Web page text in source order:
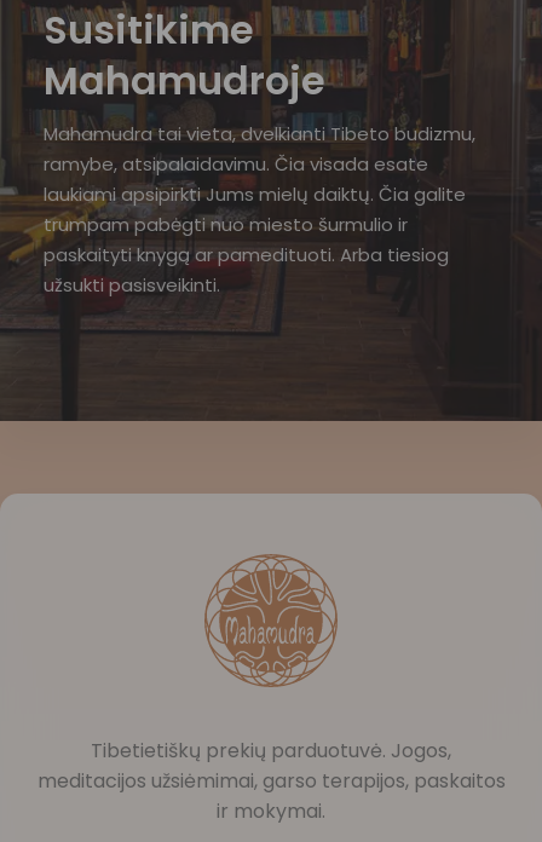
Susitikime
Mahamudroje
Mahamudra tai vieta, dvelkianti Tibeto budizmu,
ramybe, atsipalaidavimu. Čia visada esate
laukiami apsipirkti Jums mielų daiktų. Čia galite
trumpam pabėgti nuo miesto šurmulio ir
paskaityti knygą ar pamedituoti. Arba tiesiog
užsukti pasisveikinti.
Tibetietiškų prekių parduotuvė. Jogos,
meditacijos užsiėmimai, garso terapijos, paskaitos
ir mokymai.